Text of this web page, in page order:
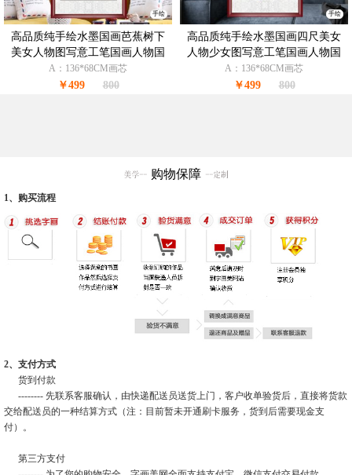
手绘
高品质纯手绘水墨国画芭蕉树下
美女人物图写意工笔国画人物国
画
A：136*68CM画芯
￥499 800
手绘
高品质纯手绘水墨国画四尺美女
人物少女图写意工笔国画人物国
画
A：136*68CM画芯
￥499 800
购物保障
1、购买流程
2、支付方式
货到付款
-------- 先联系客服确认，由快递配送员送货上门，客户收单验货后，直接将货款
交给配送员的一种结算方式（注：目前暂未开通刷卡服务，货到后需要现金支
付）。
第三方支付